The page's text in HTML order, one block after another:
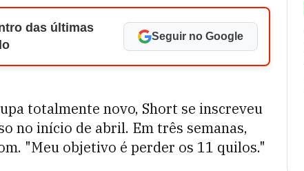
das últimas
Seguir no Google
totalmente novo, Short se inscreveu
no início de abril. Em três semanas,
"Meu objetivo é perder os 11 quilos."